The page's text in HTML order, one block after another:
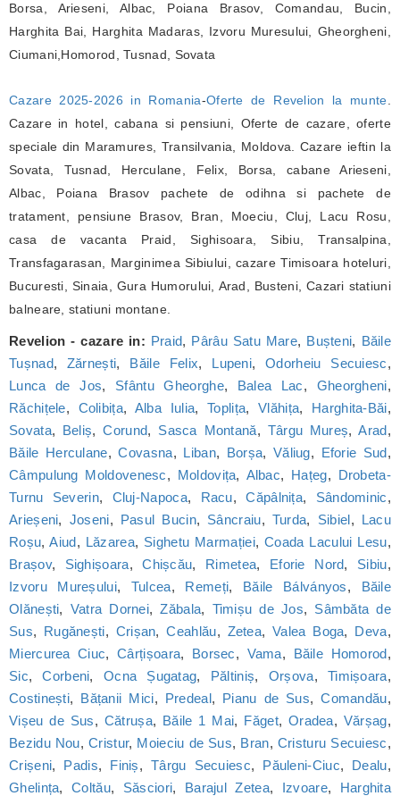
Borsa, Arieseni, Albac, Poiana Brasov, Comandau, Bucin,
Harghita Bai, Harghita Madaras, Izvoru Muresului, Gheorgheni,
Ciumani,Homorod, Tusnad, Sovata
Cazare 2025-2026 in Romania-Oferte de Revelion la munte
Cazare in hotel, cabana si pensiuni, Oferte de cazare, oferte
speciale din Maramures, Transilvania, Moldova. Cazare ieftin la
Sovata, Tusnad, Herculane, Felix, Borsa, cabane Arieseni,
Albac, Poiana Brasov pachete de odihna si pachete de
tratament, pensiune Brasov, Bran, Moeciu, Cluj, Lacu Rosu,
casa de vacanta Praid, Sighisoara, Sibiu, Transalpina,
Transfagarasan, Marginimea Sibiului, cazare Timisoara hoteluri,
Bucuresti, Sinaia, Gura Humorului, Arad, Busteni, Cazari statiuni
balneare, statiuni montane.
Revelion - cazare in: Praid, Pârâu Satu Mare, Bușteni, Băile
Tușnad, Zărnești, Băile Felix, Lupeni,Odorheiu Secuiesc,
Lunca de Jos, Sfântu Gheorghe, Balea Lac, Gheorgheni,
Răchițele, Colibița, Alba Iulia,Toplița,Vlăhița, Harghita-Băi,
Sovata, Beliș,Corund, Sasca Montană, Târgu Mureș,Arad,
Băile Herculane,Covasna, Liban, Borșa, Văliug, Eforie Sud,
Câmpulung Moldovenesc, Moldovița, Albac, Hațeg, Drobeta-
Turnu Severin, Cluj-Napoca, Racu,Căpâlnița, Sândominic,
Arieșeni, Joseni, Pasul Bucin, Sâncraiu, Turda, Sibiel, Lacu
Roșu,Aiud, Lăzarea, Sighetu Marmației,Coada Lacului Lesu,
Brașov, Sighișoara,Chișcău, Rimetea, Eforie Nord, Sibiu,
Izvoru Mureșului, Tulcea, Remeți, Băile Bálványos, Băile
Olănești, Vatra Dornei,Zăbala, Timișu de Jos, Sâmbăta de
Sus, Rugănești, Crișan,Ceahlău, Zetea,Valea Boga, Deva,
Miercurea Ciuc,Cârțișoara, Borsec, Vama, Băile Homorod,
Sic,Corbeni, Ocna Șugatag, Păltiniș, Orșova, Timișoara,
Costinești, Bățanii Mici, Predeal, Pianu de Sus,Comandău,
Vișeu de Sus, Cătrușa, Băile 1 Mai, Făget, Oradea, Vărșag,
Bezidu Nou,Cristur, Moieciu de Sus, Bran, Cristuru Secuiesc,
Crișeni, Padis, Finiș,Târgu Secuiesc, Păuleni-Ciuc, Dealu,
Ghelința,Coltău, Săsciori, Barajul Zetea, Izvoare, Harghita